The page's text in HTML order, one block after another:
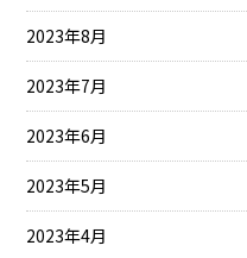
2023年8月
2023年7月
2023年6月
2023年5月
2023年4月